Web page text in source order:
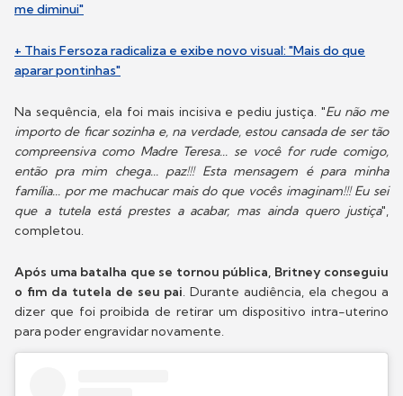
me diminui"
+ Thais Fersoza radicaliza e exibe novo visual: "Mais do que
aparar pontinhas"
Na sequência, ela foi mais incisiva e pediu justiça. "Eu não me
importo de ficar sozinha e, na verdade, estou cansada de ser tão
compreensiva como Madre Teresa... se você for rude comigo,
então pra mim chega... paz!!! Esta mensagem é para minha
família... por me machucar mais do que vocês imaginam!!! Eu sei
que a tutela está prestes a acabar, mas ainda quero justiça",
completou.
Após uma batalha que se tornou pública, Britney conseguiu
o fim da tutela de seu pai. Durante audiência, ela chegou a
dizer que foi proibida de retirar um dispositivo intra-uterino
para poder engravidar novamente.